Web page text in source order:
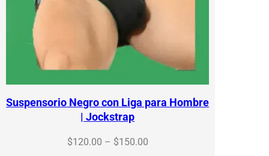
Suspensorio Negro con Liga para Hombre
| Jockstrap
$120.00 – $150.00Price